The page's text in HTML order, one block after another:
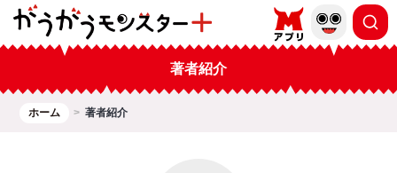
著者紹介
ホーム 著者紹介